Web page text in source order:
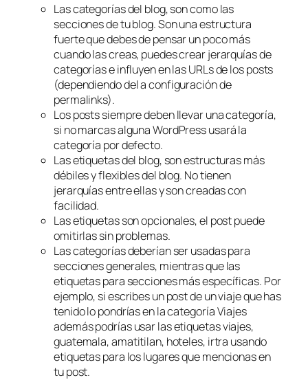
Las categorías del blog, son como las
secciones de tu blog. Son una estructura
fuerte que debes de pensar un poco más
cuando las creas, puedes crear jerarquías de
categorías e influyen en las URLs de los posts
(dependiendo del a configuración de
permalinks).
Los posts siempre deben llevar una categoría,
si no marcas alguna WordPress usará la
categoría por defecto.
Las etiquetas del blog, son estructuras más
débiles y flexibles del blog. No tienen
jerarquías entre ellas y son creadas con
facilidad.
Las etiquetas son opcionales, el post puede
omitirlas sin problemas.
Las categorías deberían ser usadas para
secciones generales, mientras que las
etiquetas para secciones más específicas. Por
ejemplo, si escribes un post de un viaje que has
tenido lo pondrías en la categoríaViajes
además podrías usar las etiquetasviajes,
guatemala, amatitilan, hoteles, irtra usando
etiquetas para los lugares que mencionas en
tu post.